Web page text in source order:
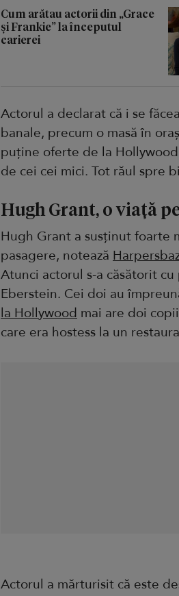
Cum arătau actorii din „Grace
și Frankie” la începutul
carierei
Actorul a declarat că i se
banale, precum o masă în
puține oferte de la
de cei cei mici. Tot răul spre
Hugh Grant, o viață
Hugh Grant a susținut foarte
pasagere, notează
Atunci actorul s-a căsătorit
Eberstein. Cei doi au
la Hollywood mai are doi
care era hostess la un
Actorul a mărturisit că este